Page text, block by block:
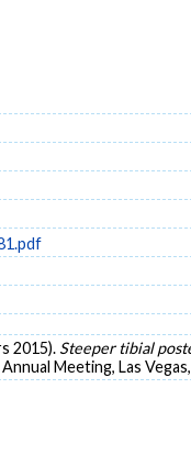
2015). Steeper tibial
Meeting, Las